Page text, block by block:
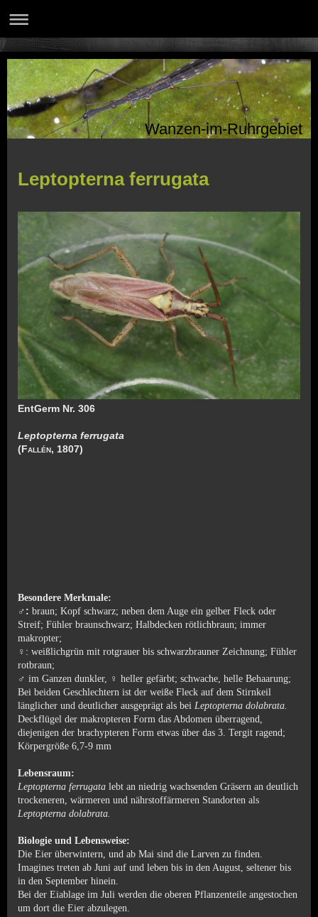
Wanzen-im-Ruhrgebiet
Leptopterna ferrugata
EntGerm Nr. 306
Leptopterna ferrugata
(Fallén, 1807)
Besondere Merkmale:
♂: braun; Kopf schwarz; neben dem Auge ein gelber Fleck oder
Streif; Fühler braunschwarz; Halbdecken rötlichbraun; immer
makropter;
♀: weißlichgrün mit rotgrauer bis schwarzbrauner Zeichnung; Fühler
rotbraun;
♂ im Ganzen dunkler, ♀ heller gefärbt; schwache, helle Behaarung;
Bei beiden Geschlechtern ist der weiße Fleck auf dem Stirnkeil
länglicher und deutlicher ausgeprägt als bei Leptopterna dolabrata.
Deckflügel der makropteren Form das Abdomen überragend,
diejenigen der brachypteren Form etwas über das 3. Tergit ragend;
Körpergröße 6,7-9 mm
Lebensraum:
Leptopterna ferrugata lebt an niedrig wachsenden Gräsern an deutlich
trockeneren, wärmeren und nährstoffärmeren Standorten als
Leptopterna dolabrata.
Biologie und Lebensweise:
Die Eier überwintern, und ab Mai sind die Larven zu finden.
Imagines treten ab Juni auf und leben bis in den August, seltener bis
in den September hinein.
Bei der Eiablage im Juli werden die oberen Pflanzenteile angestochen
um dort die Eier abzulegen.